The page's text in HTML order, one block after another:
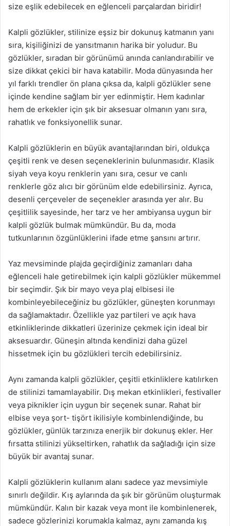
size eşlik edebilecek en eğlenceli parçalardan biridir!
Kalpli gözlükler, stilinize eşsiz bir dokunuş katmanın yanı
sıra, kişiliğinizi de yansıtmanın harika bir yoludur. Bu
gözlükler, sıradan bir görünümü anında canlandırabilir ve
size dikkat çekici bir hava katabilir. Moda dünyasında her
yıl farklı trendler ön plana çıksa da, kalpli gözlükler sene
içinde kendine sağlam bir yer edinmiştir. Hem kadınlar
hem de erkekler için şık bir aksesuar olmanın yanı sıra,
rahatlık ve fonksiyonellik sunar.
Kalpli gözlüklerin en büyük avantajlarından biri, oldukça
çeşitli renk ve desen seçeneklerinin bulunmasıdır. Klasik
siyah veya koyu renklerin yanı sıra, cesur ve canlı
renklerle göz alıcı bir görünüm elde edebilirsiniz. Ayrıca,
desenli çerçeveler de seçenekler arasında yer alır. Bu
çeşitlilik sayesinde, her tarz ve her ambiyansa uygun bir
kalpli gözlük bulmak mümkündür. Bu da, moda
tutkunlarının özgünlüklerini ifade etme şansını artırır.
Yaz mevsiminde plajda geçirdiğiniz zamanları daha
eğlenceli hale getirebilmek için kalpli gözlükler mükemmel
bir seçimdir. Şık bir mayo veya plaj elbisesi ile
kombinleyebileceğiniz bu gözlükler, güneşten korunmayı
da sağlamaktadır. Özellikle yaz partileri ve açık hava
etkinliklerinde dikkatleri üzerinize çekmek için ideal bir
aksesuardır. Güneşin altında kendinizi daha güzel
hissetmek için bu gözlükleri tercih edebilirsiniz.
Aynı zamanda kalpli gözlükler, çeşitli etkinliklere katılırken
de stilinizi tamamlayabilir. Dış mekan etkinlikleri, festivaller
veya piknikler için uygun bir seçenek sunar. Rahat bir
elbise veya şort- tişört ikilisiyle kombinlendiğinde, bu
gözlükler, günlük tarzınıza enerjik bir dokunuş ekler. Her
fırsatta stilinizi yükseltirken, rahatlık da sağladığı için size
büyük bir avantaj sunar.
Kalpli gözlüklerin kullanım alanı sadece yaz mevsimiyle
sınırlı değildir. Kış aylarında da şık bir görünüm oluşturmak
mümkündür. Kalın bir kazak veya mont ile kombinlenerek,
sadece gözlerinizi korumakla kalmaz, aynı zamanda kış